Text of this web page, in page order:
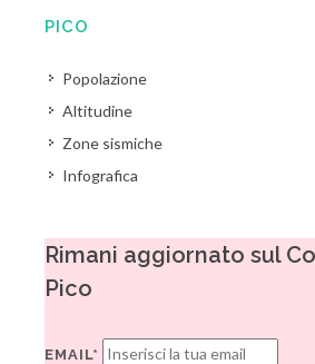
PICO
Popolazione
Altitudine
Zone sismiche
Infografica
Rimani aggiornato sul
Pico
EMAIL*